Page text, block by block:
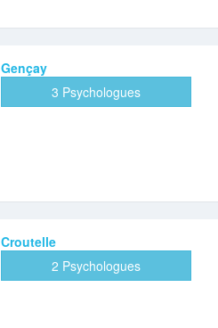
Gençay
3 Psychologues
Croutelle
2 Psychologues